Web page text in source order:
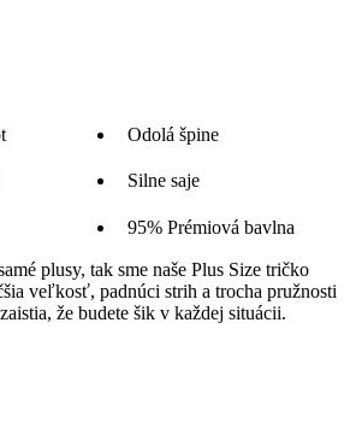
Odolá špine
Silne saje
95% Prémiová bavlna
plusy, tak sme naše Plus Size tričko
veľkosť, padnúci strih a trocha pružnosti
že budete šik v každej situácii.